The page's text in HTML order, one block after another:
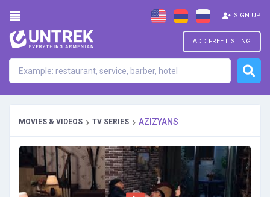
ADD FREE LISTING
SIGN UP
MOVIES & VIDEOS › TV SERIES › AZIZYANS